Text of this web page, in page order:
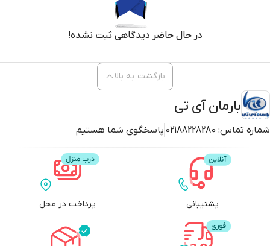
در حال حاضر دیدگاهی ثبت نشده!
بارمان آی تی
شماره تماس: 02188228280 پاسخگوی شما هستیم
بازگشت به بالا
پشتیبانی پرداخت در محل